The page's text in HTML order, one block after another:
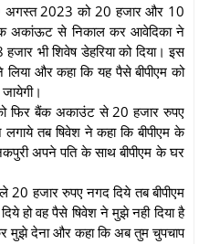
9 अगस्त 2023 को 20 हजार और 10
अकांऊट से निकाल कर आवेदिका ने
भी शिवेष डेहरिया को दिया। इस
और कहा कि यह पैसे बीपीएम को
फिर बैंक अकाउंट से 20 हजार रुपए
तब षिवेश ने कहा कि बीपीएम के
अपने पति के साथ बीपीएम के घर
20 हजार रुपए नगद दिये तब बीपीएम
हो वह पैसे षिवेश ने मुझे नही दिया है
देना और कहा कि अब तुम चुपचाप